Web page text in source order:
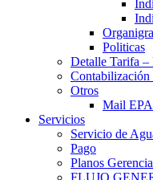
Politicas
Detalle Tarifa
Contabilización
Otros
Mail
Servicios
Servicio de
Pago
Planos